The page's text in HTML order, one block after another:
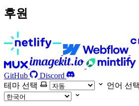
후원
GitHub
Discord
테마 선택
언어 선택